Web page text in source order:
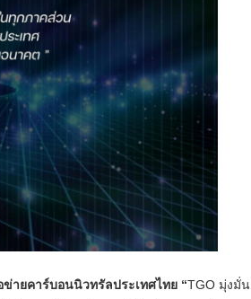
ายคาร์บอนนิวทรัลประเทศไทย “TGO มุ่งมั่น